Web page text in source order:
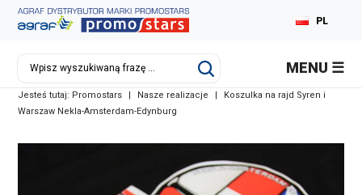
PL
MENU
Jesteś tutaj: Promostars | Nasze realizacje |
Koszulka na rajd Syren i
Warszaw Nekla-Amsterdam-Edynburg